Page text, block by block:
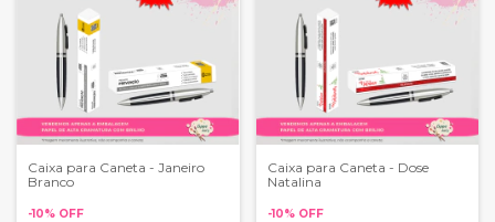
Caixa para Caneta - Janeiro
Branco
-10% OFF
Caixa para Caneta - Dose
Natalina
-10% OFF